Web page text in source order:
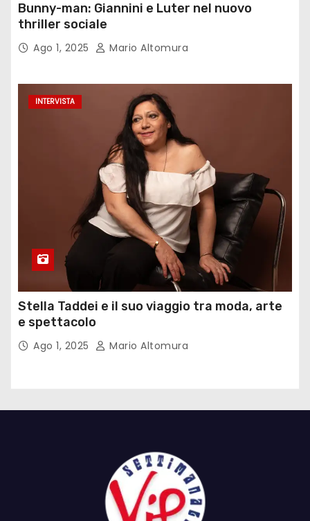
Bunny-man: Giannini e Luter nel nuovo
thriller sociale
Ago 1, 2025 Mario Altomura
INTERVISTA
Stella Taddei e il suo viaggio tra moda, arte
e spettacolo
Ago 1, 2025 Mario Altomura